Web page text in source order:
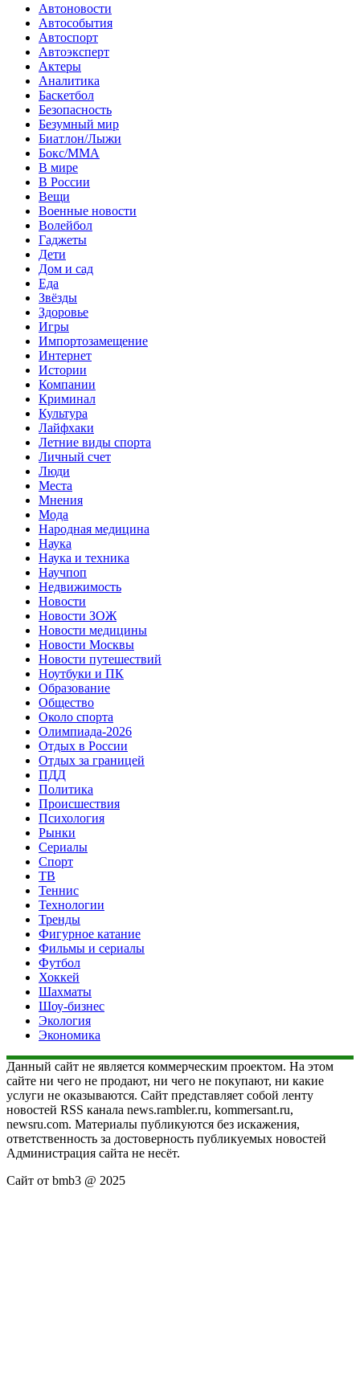
Автоновости
Автособытия
Автоспорт
Автоэксперт
Актеры
Аналитика
Баскетбол
Безопасность
Безумный мир
Биатлон/Лыжи
Бокс/MMA
В мире
В России
Вещи
Военные новости
Волейбол
Гаджеты
Дети
Дом и сад
Еда
Звёзды
Здоровье
Игры
Импортозамещение
Интернет
Истории
Компании
Криминал
Культура
Лайфхаки
Летние виды спорта
Личный счет
Люди
Места
Мнения
Мода
Народная медицина
Наука
Наука и техника
Научпоп
Недвижимость
Новости
Новости ЗОЖ
Новости медицины
Новости Москвы
Новости путешествий
Ноутбуки и ПК
Образование
Общество
Около спорта
Олимпиада-2026
Отдых в России
Отдых за границей
ПДД
Политика
Происшествия
Психология
Рынки
Сериалы
Спорт
ТВ
Теннис
Технологии
Тренды
Фигурное катание
Фильмы и сериалы
Футбол
Хоккей
Шахматы
Шоу-бизнес
Экология
Экономика
Данный сайт не является коммерческим проектом. На этом
сайте ни чего не продают, ни чего не покупают, ни какие
услуги не оказываются. Сайт представляет собой ленту
новостей RSS канала news.rambler.ru, kommersant.ru,
newsru.com. Материалы публикуются без искажения,
ответственность за достоверность публикуемых новостей
Администрация сайта не несёт.
Сайт от bmb3 @ 2025